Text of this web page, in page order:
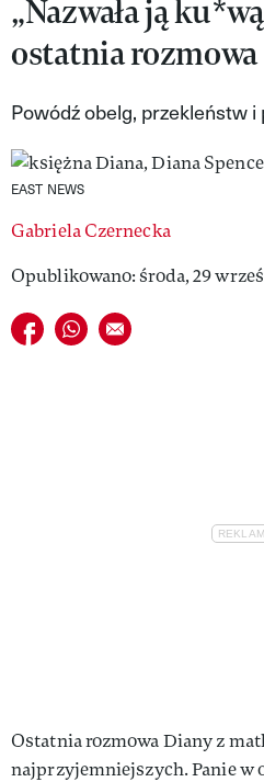
VIVA!ART
VIVA!MAN
VIVA!PEOPLE POWER
VIVA!ITAKA
MAGAZYN VIVA!
„Nazwała ją
ostatnia
Powódź obelg, przekleństw
EAST NEWS
Gabriela Czernecka
Opublikowano: środa, 29
Udostępnij na facebook
Udostępnij na whatsapp
E-mail do przyjaciela
Ostatnia rozmowa Diany z
najprzyjemniejszych. Panie w